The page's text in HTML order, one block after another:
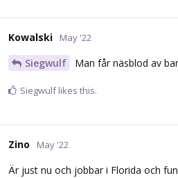
Kowalski May '22
Siegwulf Man får näsblod av
Siegwulflikes this.
Zino May '22
Är just nu och jobbar i Florida och